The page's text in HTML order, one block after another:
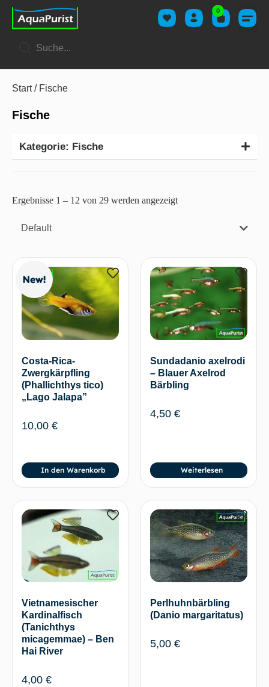
0
Start/ Fische
Fische
Kategorie: Fische
Ergebnisse 1 – 24 von 29 werden angezeigt
Default
New!
Costa-Rica-
Zwergkärpfling
(Phallichthys tico)
„Lago Jalapa”
10,00 €
In den Warenkorb
Sundadanio axelrodi
– Blauer Axelrod
Bärbling
4,50 €
Weiterlesen
Vietnamesischer
Kardinalfisch
(Tanichthys
micagemmae) – Ben
Hai River
4,00 €
Perlhuhnbärbling
(Danio margaritatus)
5,00 €